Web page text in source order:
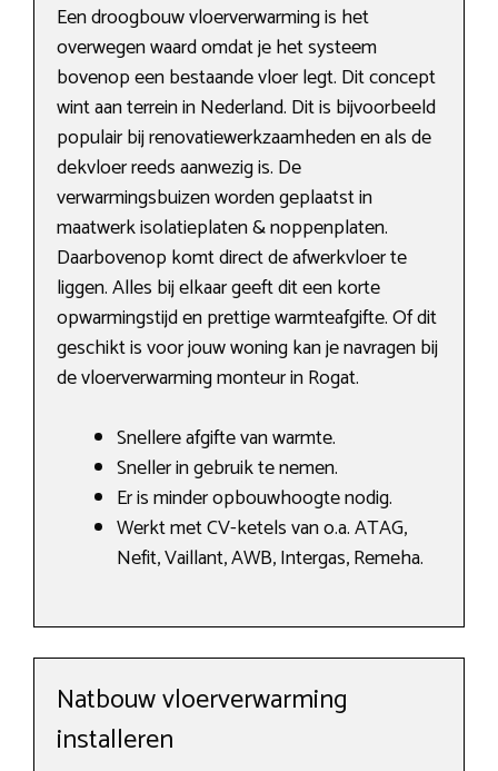
Een droogbouw vloerverwarming is het
overwegen waard omdat je het systeem
bovenop een bestaande vloer legt. Dit concept
wint aan terrein in Nederland. Dit is bijvoorbeeld
populair bij renovatiewerkzaamheden en als de
dekvloer reeds aanwezig is. De
verwarmingsbuizen worden geplaatst in
maatwerk isolatieplaten & noppenplaten.
Daarbovenop komt direct de afwerkvloer te
liggen. Alles bij elkaar geeft dit een korte
opwarmingstijd en prettige warmteafgifte. Of dit
geschikt is voor jouw woning kan je navragen bij
de vloerverwarming monteur in Rogat.
Snellere afgifte van warmte.
Sneller in gebruik te nemen.
Er is minder opbouwhoogte nodig.
Werkt met CV-ketels van o.a. ATAG,
Nefit, Vaillant, AWB, Intergas, Remeha.
Natbouw vloerverwarming
installeren